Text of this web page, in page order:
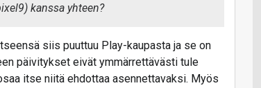
kanssa yhteen?
siis puuttuu Play-kaupasta ja se on
päivitykset eivät ymmärrettävästi tule
itse niitä ehdottaa asennettavaksi. Myös